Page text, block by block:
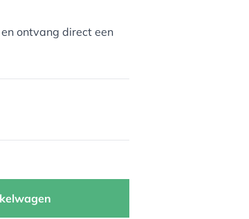
ontvang direct een